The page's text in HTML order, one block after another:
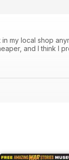
my local shop
and I think I